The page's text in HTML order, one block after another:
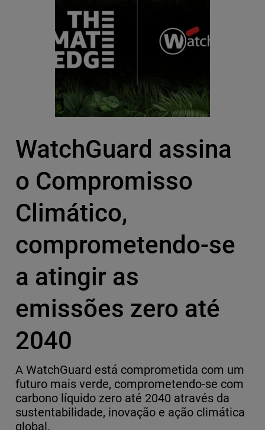
WatchGuard assina
o Compromisso
Climático,
comprometendo-se
a atingir as
emissões zero até
2040
A WatchGuard está comprometida com um
futuro mais verde, comprometendo-se com
carbono líquido zero até 2040 através da
sustentabilidade, inovação e ação climática
global.